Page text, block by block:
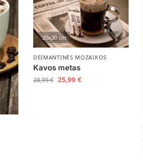
20x30 cm
DEIMANTINĖS MOZAIKOS
Kavos metas
28,99€ 25,99 €